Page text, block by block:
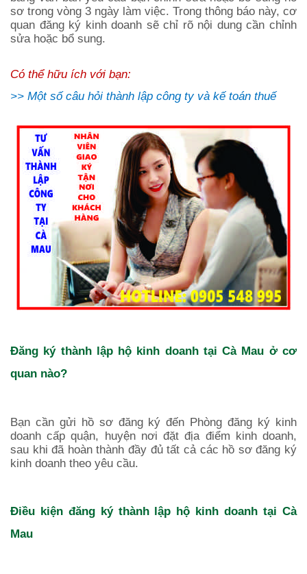
sơ trong vòng 3 ngày làm việc. Trong thông báo này, cơ
quan đăng ký kinh doanh sẽ chỉ rõ nội dung cần chỉnh
sửa hoặc bổ sung.
Có thể hữu ích với bạn:
>> Một số câu hỏi thành lập công ty và kế toán thuế
Đăng ký thành lập hộ kinh doanh tạiCà Mau ở cơ
quan nào?
Bạn cần gửi hồ sơ đăng ký đến Phòng đăng ký kinh
doanh cấp quận, huyện nơi đặt địa điểm kinh doanh,
sau khi đã hoàn thành đầy đủ tất cả các hồ sơ đăng ký
kinh doanh theo yêu cầu.
Điều kiện đăng ký thành lập hộ kinh doanh tại Cà
Mau